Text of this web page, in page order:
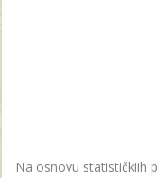
Na osnovu statističkiih